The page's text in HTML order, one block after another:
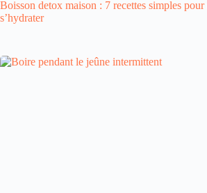
Boisson detox maison : 7 recettes simples
s’hydrater